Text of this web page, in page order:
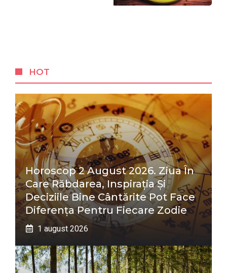
HOT
Horoscop 2 August 2026. Ziua În
Care Răbdarea, Inspirația Și
Deciziile Bine Cântărite Pot Face
Diferența Pentru Fiecare Zodie
1 august 2026